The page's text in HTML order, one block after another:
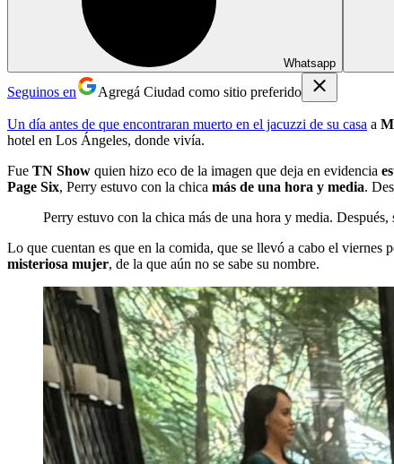
Whatsapp
Seguinos en Agregá Ciudad como sitio preferido
Un día antes de que encontraran muerto en el jacuzzi de su casa a
hotel en Los Ángeles, donde vivía.
Fue TN Show quien hizo eco de la imagen que deja en evidencia
Page Six, Perry estuvo con la chica más de una hora y media.
Perry estuvo con la chica más de una hora y media.
Lo que cuentan es que en la comida, que se llevó a cabo el viernes
misteriosa mujer, de la que aún no se sabe su nombre.